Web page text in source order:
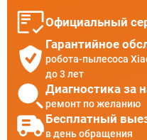
Официальный
Гарантийное
робота-пылесоса
до 3 лет
Диагностика за
ремонт по желанию
Бесплатный
в день обращения